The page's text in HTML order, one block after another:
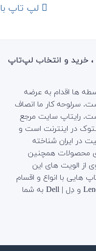
لپ تاپ با رم
، خرید و انتخاب لپ‌تاپ
ها اقدام به عرضه
سرلوحه کار ما انصاف
رایتاپ سایت مرجع
در اینترنت است و
فعالیت در ایران شناخته
محصولات همچنین
از الویت های این
هایی با انواع و اقسام
برندهایی نظیر اچ پی | HP لنوو | Lenovo و دِل | Dell به شما